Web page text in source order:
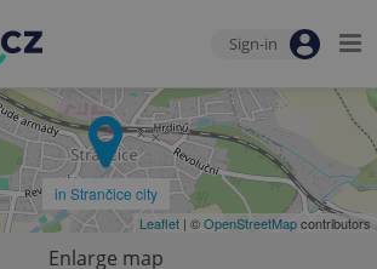
Sign-in
in Strančice city
Leaflet | ©OpenStreetMapcontributors
Enlarge map